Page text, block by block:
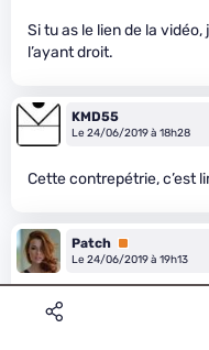
Si tu as le lien de la
l’ayant droit.
KMD55
Le 24/06/2019 à 18h28
Cette contrepétrie, c’est
Patch Premium
Le 24/06/2019 à 19h13